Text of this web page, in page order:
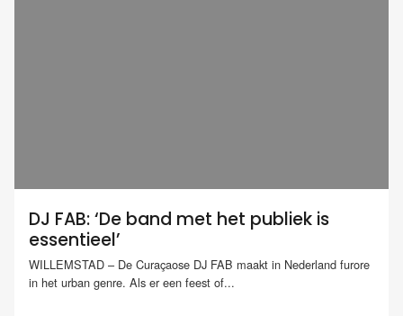
DJ FAB: ‘De band met het publiek is
essentieel’
WILLEMSTAD – De Curaçaose DJ FAB maakt in Nederland furore
in het urban genre. Als er een feest of...